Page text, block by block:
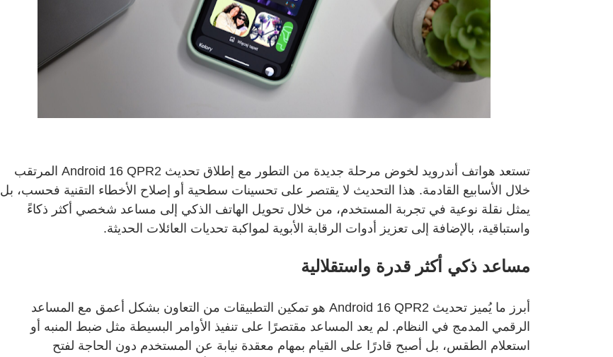
تستعد هواتف أندرويد لخوض مرحلة جديدة من التطور مع إطلاق تحديث Android 16 QPR2 المرتقب
خلال الأسابيع القادمة. هذا التحديث لا يقتصر على تحسينات سطحية أو إصلاح الأخطاء التقنية فحسب، بل
يمثل نقلة نوعية في تجربة المستخدم، من خلال تحويل الهاتف الذكي إلى مساعد شخصي أكثر ذكاءً
واستباقية، بالإضافة إلى تعزيز أدوات الرقابة الأبوية لمواكبة تحديات العائلات الحديثة.
مساعد ذكي أكثر قدرة واستقلالية
أبرز ما يُميز تحديث Android 16 QPR2 هو تمكين التطبيقات من التعاون بشكل أعمق مع المساعد
الرقمي المدمج في النظام. لم يعد المساعد مقتصرًا على تنفيذ الأوامر البسيطة مثل ضبط المنبه أو
استعلام الطقس، بل أصبح قادرًا على القيام بمهام معقدة نيابة عن المستخدم دون الحاجة لفتح